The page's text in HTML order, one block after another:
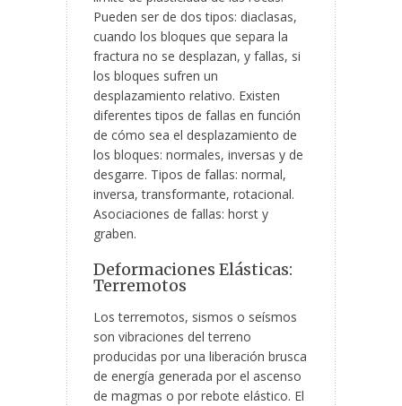
Pueden ser de dos tipos: diaclasas,
cuando los bloques que separa la
fractura no se desplazan, y fallas, si
los bloques sufren un
desplazamiento relativo. Existen
diferentes tipos de fallas en función
de cómo sea el desplazamiento de
los bloques: normales, inversas y de
desgarre. Tipos de fallas: normal,
inversa, transformante, rotacional.
Asociaciones de fallas: horst y
graben.
Deformaciones Elásticas:
Terremotos
Los terremotos, sismos o seísmos
son vibraciones del terreno
producidas por una liberación brusca
de energía generada por el ascenso
de magmas o por rebote elástico. El